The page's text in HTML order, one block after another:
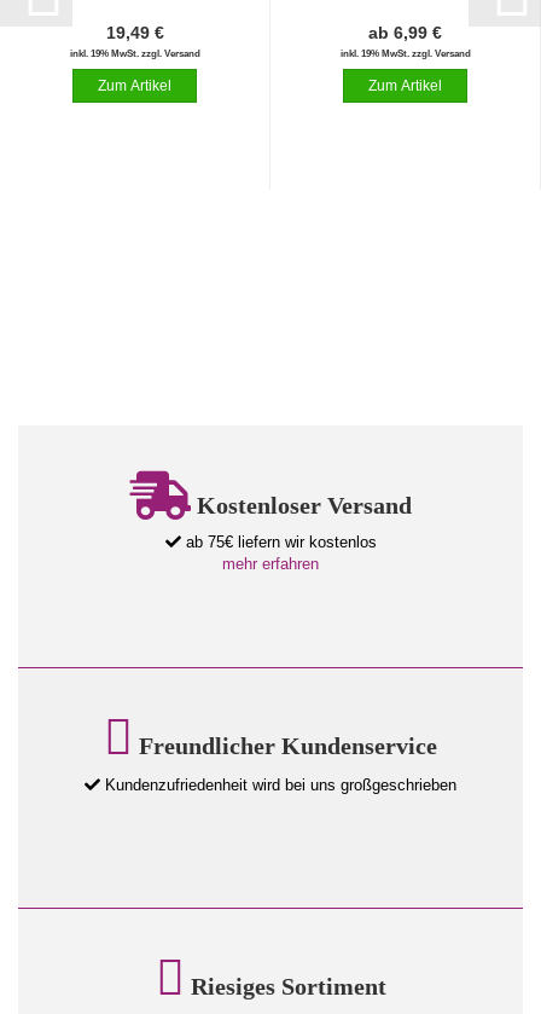
19,49 €
inkl. 19% MwSt. zzgl. Versand
ab 6,99 €
inkl. 19% MwSt. zzgl. Versand
Kostenloser Versand
ab 75€ liefern wir kostenlos
mehr erfahren
Freundlicher Kundenservice
Kundenzufriedenheit wird bei uns großgeschrieben
Riesiges Sortiment